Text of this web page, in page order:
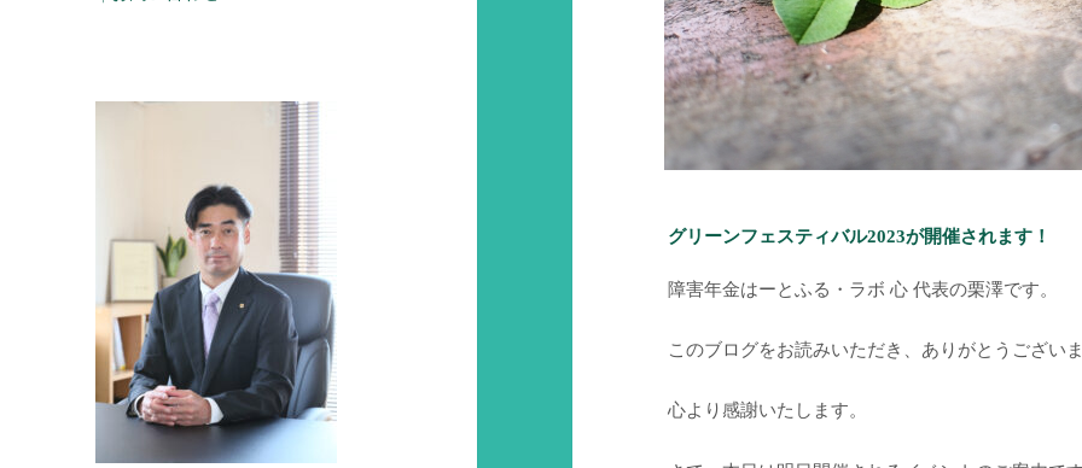
グリーンフェスティバル2023が開催されます！
障害年金はーとふる・ラボ 心 代表の栗澤です。
このブログをお読みいただき、ありがとうござい
心より感謝いたします。